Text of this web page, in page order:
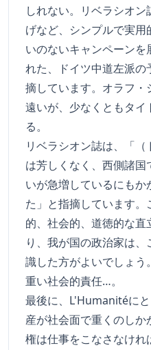
しれない。リベラシオ
げなど、シンプルで実
いのないキャンペーンを
れた、ドイツ中道左派
摘しています。オラフ
遠いが、少なくともタイ
る。
リベラシオン誌は、「
は芳しくなく、西側諸
いが急増しているにも
た」と指摘しています
的、社会的、道徳的な
り、我が国の政治家は
識した方がよいでしょう。
重い社会的責任…。
最後に、L'Humanitéに
産が社会面で重くのし
権は仕事をこなさなけ